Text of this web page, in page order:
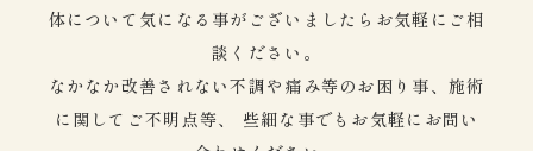
体について気になる事がございましたらお気軽にご相
談ください。
なかなか改善されない不調や痛み等のお困り事、施術
に関してご不明点等、
些細な事でもお気軽にお問い